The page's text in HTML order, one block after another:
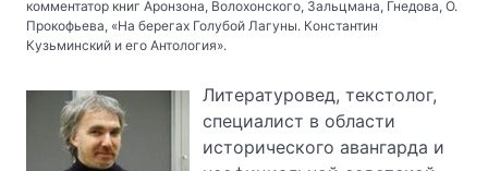
комментатор книг Аронзона, Волохонского, Зальцмана, Гнедова, О.
Прокофьева, «На берегах Голубой Лагуны. Константин
Кузьминский и его Антология».
Литературовед, текстолог,
специалист в области
исторического авангарда и